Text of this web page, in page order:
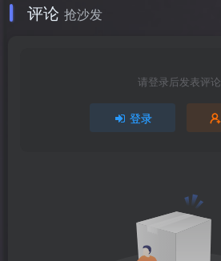
评论 抢沙发
请登录后发表评论
登录